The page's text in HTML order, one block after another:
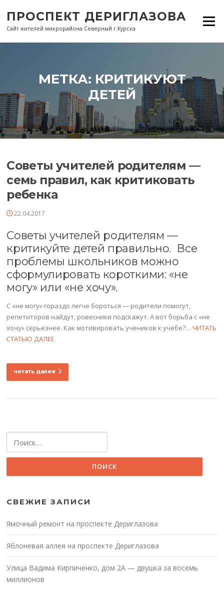
содержанию
ПРОСПЕКТ ДЕРИГЛАЗОВА
Сайт жителей микрорайона Северный г.Курска
Меню
МЕТКА: КРИТИКУЮТ
ДЕТЕЙ
Советы учителей родителям —
семь правил, как критиковать
ребенка
22.04.2017
Советы учителей родителям —
критикуйте детей правильно. Все
проблемы школьников можно
сформулировать короткими: «не
могу» или «не хочу».
С «не могу» гораздо легче бороться — родители помогут,
репетиторов найдут, ровесники подскажут. А вот борьба с «не
хочу» серьезнее. Как мотивировать учеников к учебе?…ЧИТАТЬ
СТАТЬЮ ДАЛЕЕ
читать далее
СВЕЖИЕ ЗАПИСИ
Ямочный ремонт на проспекте Дериглазова
Яблоневая аллея на проспекте Дериглазова
Улица Вадима Кирпиченко, дом 2А — двушка за восемь
миллионов